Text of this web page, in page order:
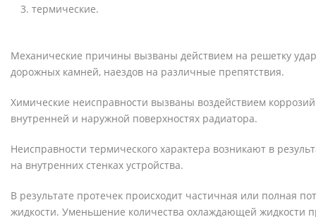
термические.
Механические причины вызваны действием на решетку
дорожных камней, наездов на различные препятствия.
Химические неисправности вызваны воздействием
внутренней и наружной поверхностях радиатора.
Неисправности термического характера возникают в
на внутренних стенках устройства.
В результате протечек происходит частичная или полная
жидкости. Уменьшение количества охлаждающей жидкости